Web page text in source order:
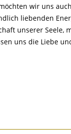
wir uns
liebenden
unserer Seele,
uns die Liebe